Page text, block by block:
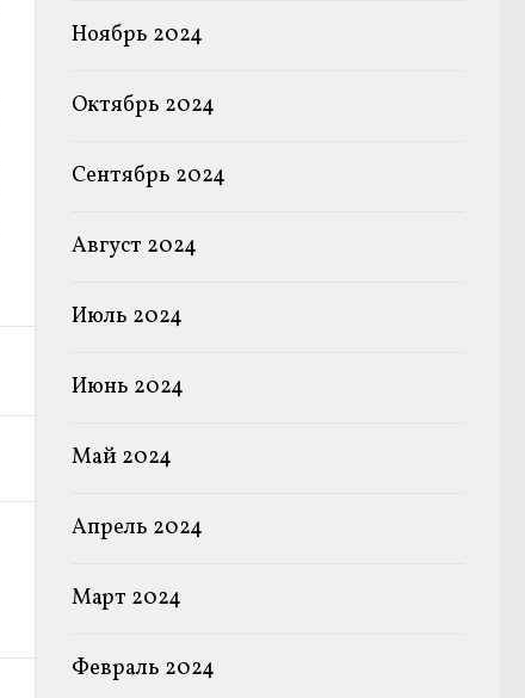
Ноябрь 2024
Октябрь 2024
Сентябрь 2024
Август 2024
Июль 2024
Июнь 2024
Май 2024
Апрель 2024
Март 2024
Февраль 2024